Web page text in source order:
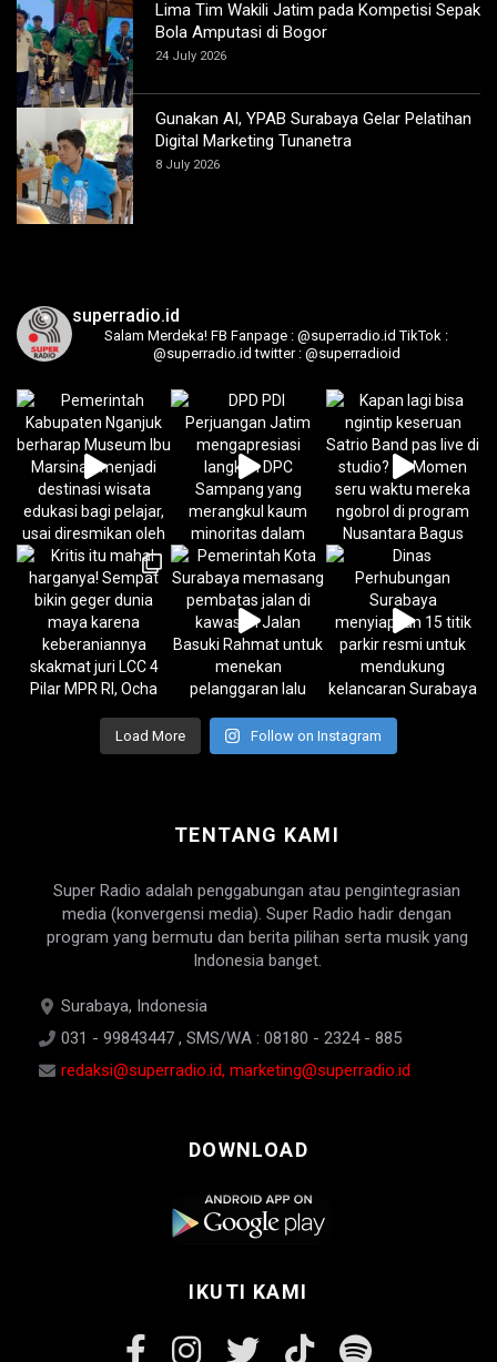
Lima Tim Wakili Jatim pada Kompetisi Sepak
Bola Amputasi di Bogor
24 July 2026
Gunakan AI, YPAB Surabaya Gelar Pelatihan
Digital Marketing Tunanetra
8 July 2026
superradio.id
Salam Merdeka! FB Fanpage : @superradio.id TikTok :
@superradio.id twitter : @superradioid
Load More Follow on Instagram
TENTANG KAMI
Super Radio adalah penggabungan atau pengintegrasian
media (konvergensi media). Super Radio hadir dengan
program yang bermutu dan berita pilihan serta musik yang
Indonesia banget.
Surabaya, Indonesia
031 - 99843447 , SMS/WA : 08180 - 2324 - 885
redaksi@superradio.id, marketing@superradio.id
DOWNLOAD
IKUTI KAMI